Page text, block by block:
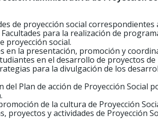
de proyección social
para la realización de
proyección social.
en la presentación, promoción y
en el desarrollo de proyectos de
para la divulgación de los
Plan de acción de Proyección Social
de la cultura de Proyección
proyectos y actividades de Proyección